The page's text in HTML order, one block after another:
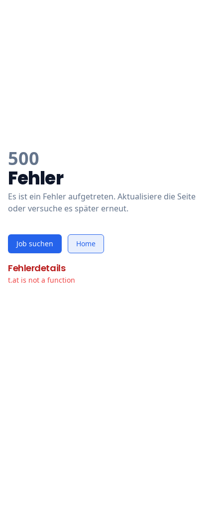
500
Fehler
Es ist ein Fehler aufgetreten. Aktualisiere die Seite
oder versuche es später erneut.
Job suchen Home
Fehlerdetails
t.at is not a function